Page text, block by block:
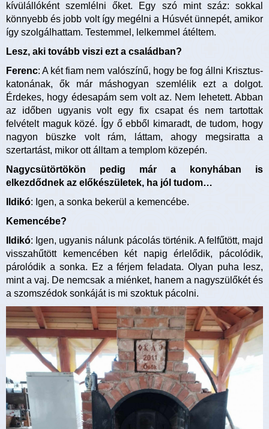
kívülállóként szemlélni őket. Egy szó mint száz: sokkal
könnyebb és jobb volt így megélni a Húsvét ünnepét, amikor
így szolgálhattam. Testemmel, lelkemmel átéltem.
Lesz, aki tovább viszi ezt a családban?
Ferenc: A két fiam nem valószínű, hogy be fog állni Krisztus-
katonának, ők már máshogyan szemlélik ezt a dolgot.
Érdekes, hogy édesapám sem volt az. Nem lehetett. Abban
az időben ugyanis volt egy fix csapat és nem tartottak
felvételt maguk közé. Így ő ebből kimaradt, de tudom, hogy
nagyon büszke volt rám, láttam, ahogy megsiratta a
szertartást, mikor ott álltam a templom közepén.
Nagycsütörtökön pedig már a konyhában is
elkezdődnek az előkészületek, ha jól tudom…
Ildikó: Igen, a sonka bekerül a kemencébe.
Kemencébe?
Ildikó: Igen, ugyanis nálunk pácolás történik. A felfűtött, majd
visszahűtött kemencében két napig érlelődik, pácolódik,
párolódik a sonka. Ez a férjem feladata. Olyan puha lesz,
mint a vaj. De nemcsak a miénket, hanem a nagyszülőkét és
a szomszédok sonkáját is mi szoktuk pácolni.